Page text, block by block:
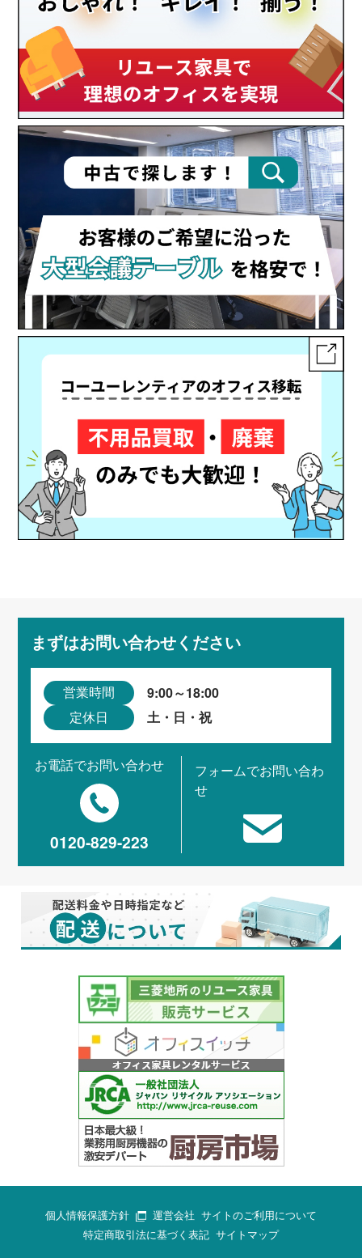
まずはお問い合わせください
営業時間 9:00～18:00
定休日 土・日・祝
お電話でお問い合わせ
0120-829-223
フォームでお問い合わ
せ
個人情報保護方針 運営会社 サイトのご利用について
特定商取引法に基づく表記 サイトマップ